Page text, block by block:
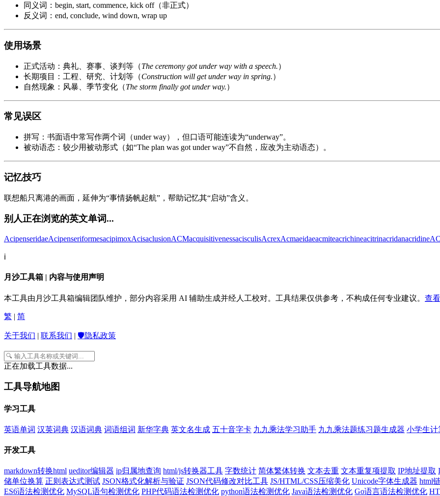
同义词：begin, start, commence, kick off（非正式）
反义词：end, conclude, wind down, wrap up
使用场景
正式活动：典礼、赛事、谈判等（The ceremony got under way with a speech.）
长期项目：工程、研究、计划等（Construction will get under way in spring.）
自然现象：风暴、季节变化（The storm finally got under way.）
常见误区
拼写：书面语中常写作两个词（under way），但口语可能连读为“underway”。
被动语态：较少用被动形式（如“The plan was got under way”不自然，应改为主动语态）。
记忆技巧
联想船只离港的画面，延伸为“事情扬帆起航”，帮助记忆其“启动”含义。
别人正在浏览的英文单词...
AcipenseridaeAcipenseriformesacipimoxAcisaclusionACMacquisitivenessacisculisAcrexAcmaeidaeacmiteacrichineacitrinacridanacridine
ℹ️
月沙工具箱 | 内容与使用声明
本工具由月沙工具箱编辑团队维护，部分内容采用 AI 辅助生成并经人工校对。工具结果仅供参考，不构成任何专业建议。 查
繁 | 简
关于我们 | 联系我们 | 🛡️隐私政策
正在加载工具数据...
工具导航地图
学习工具
英语单词 汉英词典 汉语词典 词语组词 新华字典 英文名生成 五十音字卡 九九乘法学习助手 九九乘法题练习题生成器 小学生计
开发工具
markdown转换html ueditor编辑器 ip归属地查询 html/js转换器工具 字数统计 简体繁体转换 文本去重 文本重复项提取 IP地址提取
储单位换算 正则表达式测试 JSON格式化解析与验证 JSON代码修改对比工具 JS/HTML/CSS压缩美化 Unicode字体生成器 html
ES6语法检测优化 MySQL语句检测优化 PHP代码语法检测优化 python语法检测优化 Java语法检测优化 Go语言语法检测优化